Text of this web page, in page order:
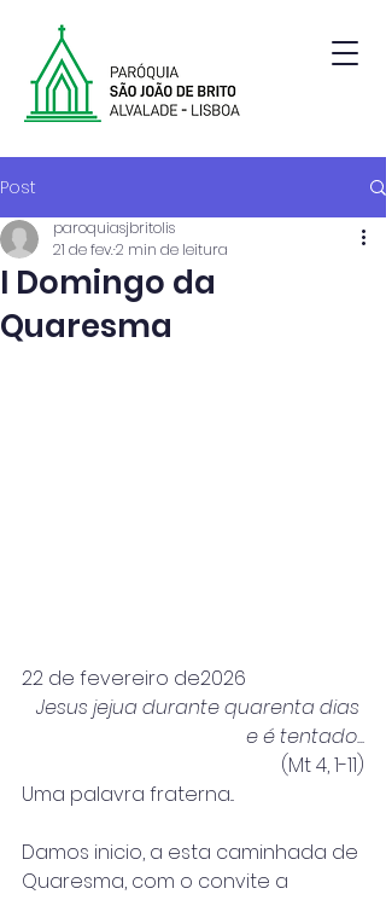
Post
I Domingo da
Quaresma
paroquiasjbritolis
21 de fev.2 min de leitura
22 de fevereiro de2026
Jesus jejua durante quarenta dias
e é tentado...
(Mt 4, 1-11)
Uma palavra fraterna...
Damos inicio, a esta caminhada de
Quaresma, com o convite a